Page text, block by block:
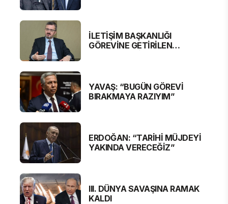
İLETİŞİM BAŞKANLIĞI
GÖREVİNE GETİRİLEN
YAVAŞ: “BUGÜN GÖREVİ
BIRAKMAYA RAZIYIM”
ERDOĞAN: “TARİHİ MÜJDEYİ
YAKINDA VERECEĞİZ”
III. DÜNYA SAVAŞINA RAMAK
KALDI